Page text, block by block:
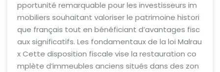
pportunité remarquable pour les investisseurs im
mobiliers souhaitant valoriser le patrimoine histori
que français tout en bénéficiant d’avantages fisc
aux significatifs. Les fondamentaux de la loi Malrau
x Cette disposition fiscale vise la restauration co
mplète d’immeubles anciens situés dans des zon